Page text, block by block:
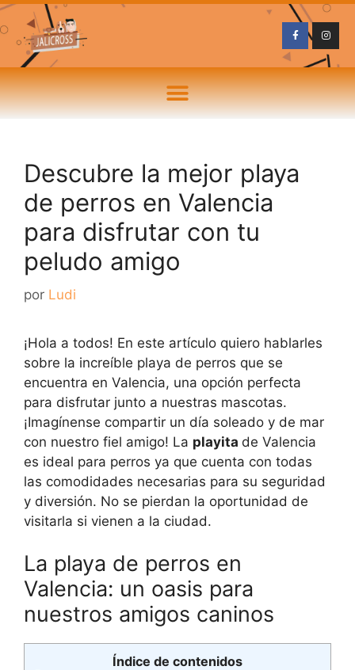
Descubre la mejor playa
de perros en Valencia
para disfrutar con tu
peludo amigo
por Ludi
¡Hola a todos! En este artículo quiero hablarles
sobre la increíble playa de perros que se
encuentra en Valencia, una opción perfecta
para disfrutar junto a nuestras mascotas.
¡Imagínense compartir un día soleado y de mar
con nuestro fiel amigo! La playita de Valencia
es ideal para perros ya que cuenta con todas
las comodidades necesarias para su seguridad
y diversión. No se pierdan la oportunidad de
visitarla si vienen a la ciudad.
La playa de perros en
Valencia: un oasis para
nuestros amigos caninos
Índice de contenidos